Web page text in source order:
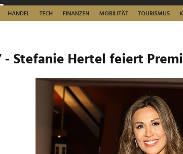
HANDEL TECH FINANZEN MOBILITÄT TOURISMUS
- Stefanie Hertel feiert